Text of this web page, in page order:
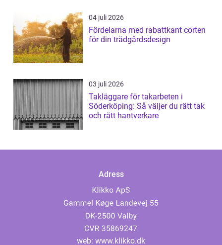
04 juli 2026
Fördelarna med rabattkant corten
för din trädgårdsdesign
03 juli 2026
Takläggare för takarbeten i
Söderköping: Så väljer du rätt tak
och rätt hantverkare
Adress
web: www.klikko.dk